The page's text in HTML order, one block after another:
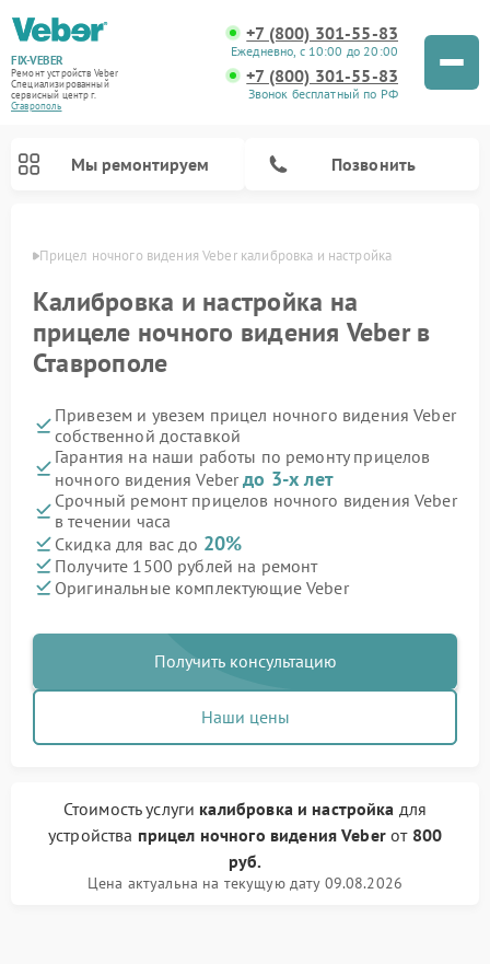
FIX-VEBER
Ремонт устройств Veber
Специализированный
cервисный центр г.
Ставрополь
+7 (800) 301-55-83
Ежедневно, с 10:00 до 20:00
+7 (800) 301-55-83
Звонок бесплатный по РФ
Мы ремонтируем Позвонить
Прицел ночного видения Veber калибровка и настройка
Калибровка и настройка на
прицеле ночного видения Veber в
Ставрополе
Привезем и увезем прицел ночного видения Veber
собственной доставкой
Гарантия на наши работы по ремонту прицелов
ночного видения Veberдо 3-х лет
Срочный ремонт прицелов ночного видения Veber
в течении часа
Скидка для вас до 20%
Получите 1500 рублей на ремонт
Оригинальные комплектующие Veber
Получить консультацию
Наши цены
Стоимость услуги калибровка и настройка для
устройства прицел ночного видения Veberот 800
руб.
Цена актуальна на текущую дату 09.08.2026